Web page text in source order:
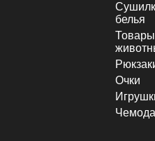
белья
Очки